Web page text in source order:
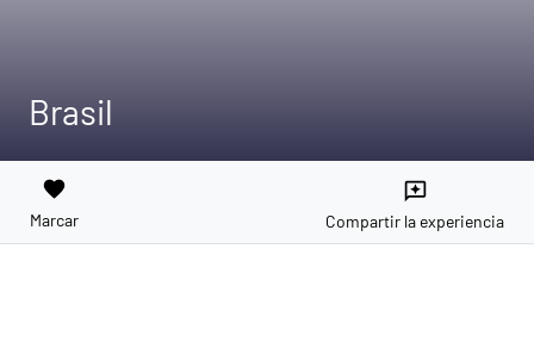
Brasil
favorite
Marcar
reviews
Compartir la experiencia